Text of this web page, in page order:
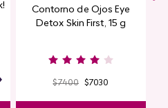
Contorno de Ojos Eye
Detox Skin First, 15 g
$7400 $7030